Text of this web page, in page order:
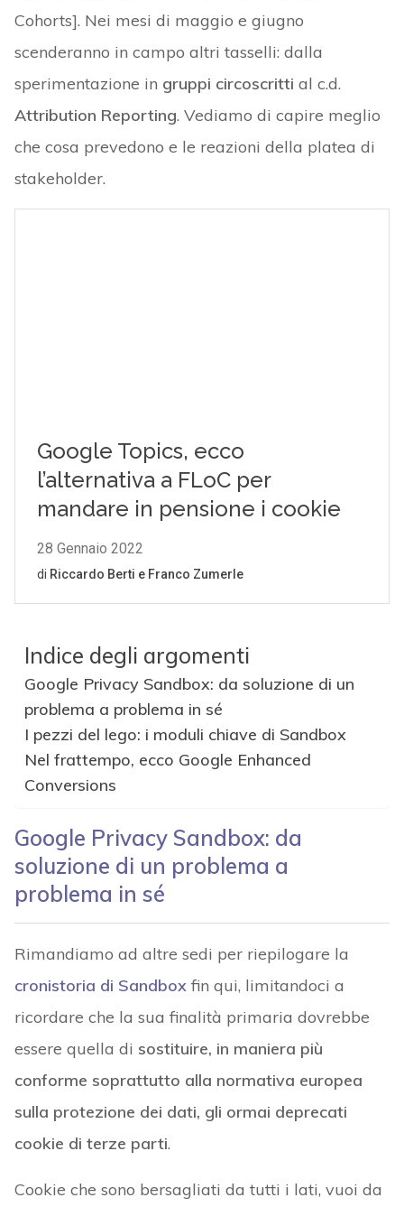
Cohorts]. Nei mesi di maggio e giugno
scenderanno in campo altri tasselli: dalla
sperimentazione in gruppi circoscritti al c.d.
Attribution Reporting. Vediamo di capire meglio
che cosa prevedono e le reazioni della platea di
stakeholder.
Indice degli argomenti
Google Privacy Sandbox: da soluzione di un
problema a problema in sé
I pezzi del lego: i moduli chiave di Sandbox
Nel frattempo, ecco Google Enhanced
Conversions
Google Privacy Sandbox: da
soluzione di un problema a
problema in sé
Rimandiamo ad altre sedi per riepilogare la
cronistoria di Sandboxfin qui, limitandoci a
ricordare che la sua finalità primaria dovrebbe
essere quella di sostituire, in maniera più
conforme soprattutto alla normativa europea
sulla protezione dei dati, gli ormai deprecati
cookie di terze parti.
Cookie che sono bersagliati da tutti i lati, vuoi da